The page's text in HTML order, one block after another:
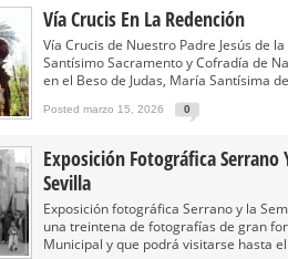
Besamanos al Señor del Gran Poder de
Solemne y devoto Besamanos en honor de
Función Principal de Instituto a la Virgen
Besapié y Besamano en la Quinta Angustia
Gitanos: Besamanos del Señor de la Salud
Besamanos del Señor de la Divina
Vía Crucis En La Redención
Vía Crucis de Nuestro Padre Jesús de
Santísimo Sacramento y Cofradía de
en el Beso de Judas, María Santísima
Posted marzo 15, 2026 0
Exposición Fotográfica Serrano
Sevilla
Exposición fotográfica Serrano y la
una treintena de fotografías de gran
Municipal y que podrá visitarse hasta